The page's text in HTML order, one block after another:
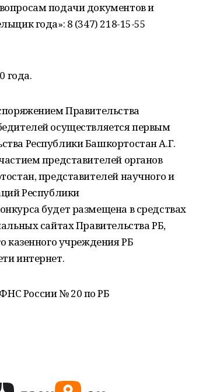
подачи документов и
года»: 8 (347) 218-15-55
года.
Правительства
осуществляется первым
Республики Башкортостан А.Г.
представителей органов
представителей научного и
Республики
будет размещена в средствах
сайтах Правительства РБ,
казенного учреждения РБ
интернет.
России № 20 по РБ